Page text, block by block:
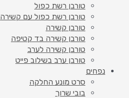
טורבן רשת כפול
טורבן רשת כפול עם קשירה
טורבן קשירה
טורבן קשירה בד קטיפה
טורבן קשירה לערב
טורבן ערב בשילוב פייט
נפחים
סרט מונע החלקה
בובי שרוך